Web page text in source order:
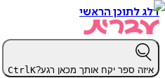
דלג לתוכן הראשי
איזה ספר יקח אותך מכאן רגע? CtrlK